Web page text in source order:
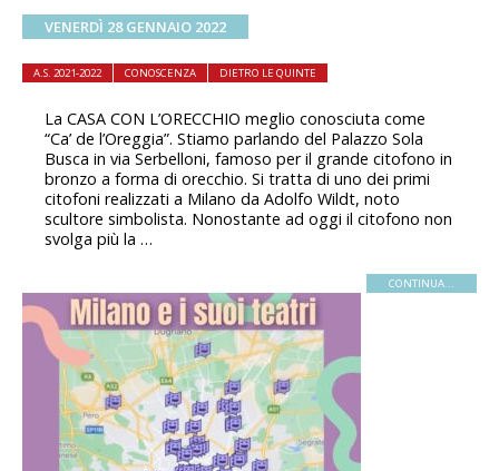
VENERDÌ 28 GENNAIO 2022
A.S. 2021-2022 CONOSCENZA DIETRO LE QUINTE
La CASA CON L’ORECCHIO meglio conosciuta come
“Ca’ de l’Oreggia”. Stiamo parlando del Palazzo Sola
Busca in via Serbelloni, famoso per il grande citofono in
bronzo a forma di orecchio. Si tratta di uno dei primi
citofoni realizzati a Milano da Adolfo Wildt, noto
scultore simbolista. Nonostante ad oggi il citofono non
svolga più la …
CONTINUA...